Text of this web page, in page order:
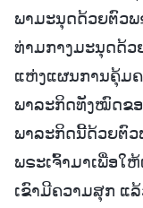
ພາມະນຸດດ້ວຍຕົວພ
ທ່າມກາງມະນຸດດ້ວ
ແຫ່ງແຜນການຄຸ້ມ
ພາລະກິດທັງໝົດຂອ
ພາລະກິດນີ້ດ້ວຍຕົວ
ພຣະເຈົ້າມາເພື່ອໃ
ເຂົາມີຄວາມສຸກ ແ